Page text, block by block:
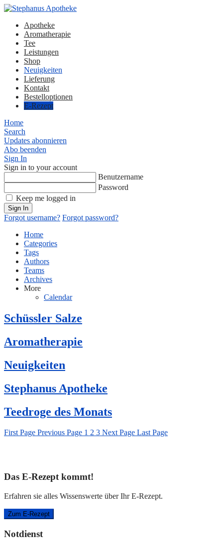
Apotheke
Aromatherapie
Tee
Leistungen
Shop
Neuigkeiten
Lieferung
Kontakt
Bestelloptionen
E-Rezept
Home
Search
Updates abonnieren
Abo beenden
Sign In
Sign in to your account
Benutzername
Password
Keep me logged in
Sign In
Forgot username? Forgot password?
Home
Categories
Tags
Authors
Teams
Archives
More
Calendar
Schüssler Salze
Aromatherapie
Neuigkeiten
Stephanus Apotheke
Teedroge des Monats
First Page Previous Page 1 2 3 Next Page Last Page
Das E-Rezept kommt!
Erfahren sie alles Wissenswerte über Ihr E-Rezept.
Zum E-Rezept
Notdienst